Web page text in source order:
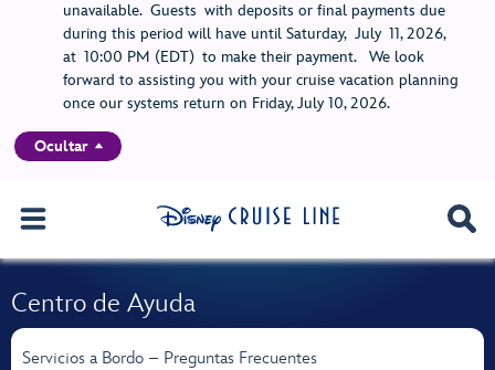
unavailable. Guests with deposits or final payments due
during this period will have until Saturday, July 11, 2026,
at 10:00 PM (EDT) to make their payment. We look
forward to assisting you with your cruise vacation planning
once our systems return on Friday, July 10, 2026.
Ocultar
Centro de Ayuda
Servicios a Bordo – Preguntas Frecuentes